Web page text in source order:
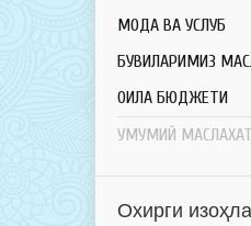
МОДА ВА УСЛУБ
БУВИЛАРИМИЗ
ОИЛА БЮДЖЕТИ
УМУМИЙ
Охирги